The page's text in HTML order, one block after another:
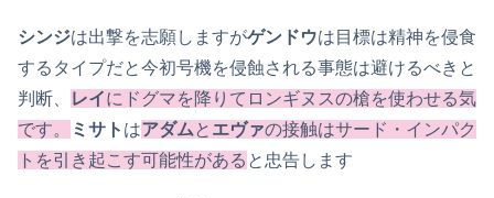
シンジは出撃を志願しますがゲンドウは目標は精神を侵食
するタイプだと今初号機を侵蝕される事態は避けるべきと
判断、
レイにドグマを降りてロンギヌスの槍を使わせる気
です。
ミサト はアダムと エヴァの接触はサード・インパク
トを引き起こす可能性がある と忠告します